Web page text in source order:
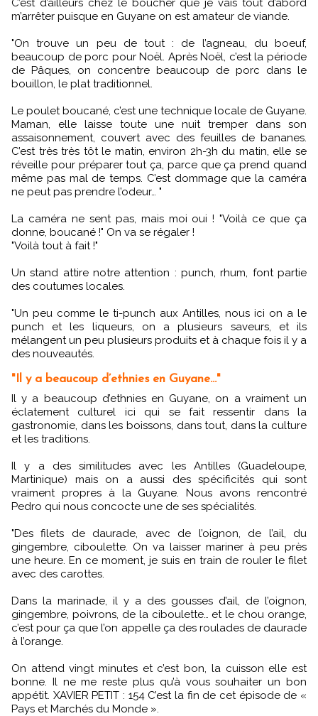
C’est d’ailleurs chez le boucher que je vais tout d’abord
m’arrêter puisque en Guyane on est amateur de viande.
"On trouve un peu de tout : de l’agneau, du boeuf,
beaucoup de porc pour Noël. Après Noël, c’est la période
de Pâques, on concentre beaucoup de porc dans le
bouillon, le plat traditionnel.
Le poulet boucané, c’est une technique locale de Guyane.
Maman, elle laisse toute une nuit tremper dans son
assaisonnement, couvert avec des feuilles de bananes.
C’est très très tôt le matin, environ 2h-3h du matin, elle se
réveille pour préparer tout ça, parce que ça prend quand
même pas mal de temps. C’est dommage que la caméra
ne peut pas prendre l’odeur… "
La caméra ne sent pas, mais moi oui ! "Voilà ce que ça
donne, boucané !" On va se régaler !
"Voilà tout à fait !"
Un stand attire notre attention : punch, rhum, font partie
des coutumes locales.
"Un peu comme le ti-punch aux Antilles, nous ici on a le
punch et les liqueurs, on a plusieurs saveurs, et ils
mélangent un peu plusieurs produits et à chaque fois il y a
des nouveautés.
"Il y a beaucoup d’ethnies en Guyane..."
Il y a beaucoup d’ethnies en Guyane, on a vraiment un
éclatement culturel ici qui se fait ressentir dans la
gastronomie, dans les boissons, dans tout, dans la culture
et les traditions.
Il y a des similitudes avec les Antilles (Guadeloupe,
Martinique) mais on a aussi des spécificités qui sont
vraiment propres à la Guyane. Nous avons rencontré
Pedro qui nous concocte une de ses spécialités.
"Des filets de daurade, avec de l’oignon, de l’ail, du
gingembre, ciboulette. On va laisser mariner à peu près
une heure. En ce moment, je suis en train de rouler le filet
avec des carottes.
Dans la marinade, il y a des gousses d’ail, de l’oignon,
gingembre, poivrons, de la ciboulette… et le chou orange,
c’est pour ça que l’on appelle ça des roulades de daurade
à l’orange.
On attend vingt minutes et c’est bon, la cuisson elle est
bonne. Il ne me reste plus qu’à vous souhaiter un bon
appétit. XAVIER PETIT : 154 C’est la fin de cet épisode de «
Pays et Marchés du Monde ».